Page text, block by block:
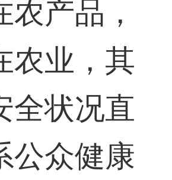
农产品，
农业，其
全状况直
公众健康